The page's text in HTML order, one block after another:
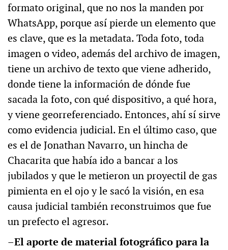
formato original, que no nos la manden por
WhatsApp, porque así pierde un elemento que
es clave, que es la metadata. Toda foto, toda
imagen o video, además del archivo de imagen,
tiene un archivo de texto que viene adherido,
donde tiene la información de dónde fue
sacada la foto, con qué dispositivo, a qué hora,
y viene georreferenciado. Entonces, ahí sí sirve
como evidencia judicial. En el último caso, que
es el de Jonathan Navarro, un hincha de
Chacarita que había ido a bancar a los
jubilados y que le metieron un proyectil de gas
pimienta en el ojo y le sacó la visión, en esa
causa judicial también reconstruimos que fue
un prefecto el agresor.
–El aporte de material fotográfico para la